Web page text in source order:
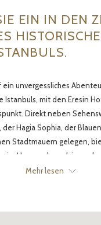
EIN IN DEN
ein unvergessliches
Istanbuls, mit den Eresin
Direkt neben
Hagia Sophia, der
Stadtmauern gelegen,
im Herzen der
von berühmten
Mehr lesen